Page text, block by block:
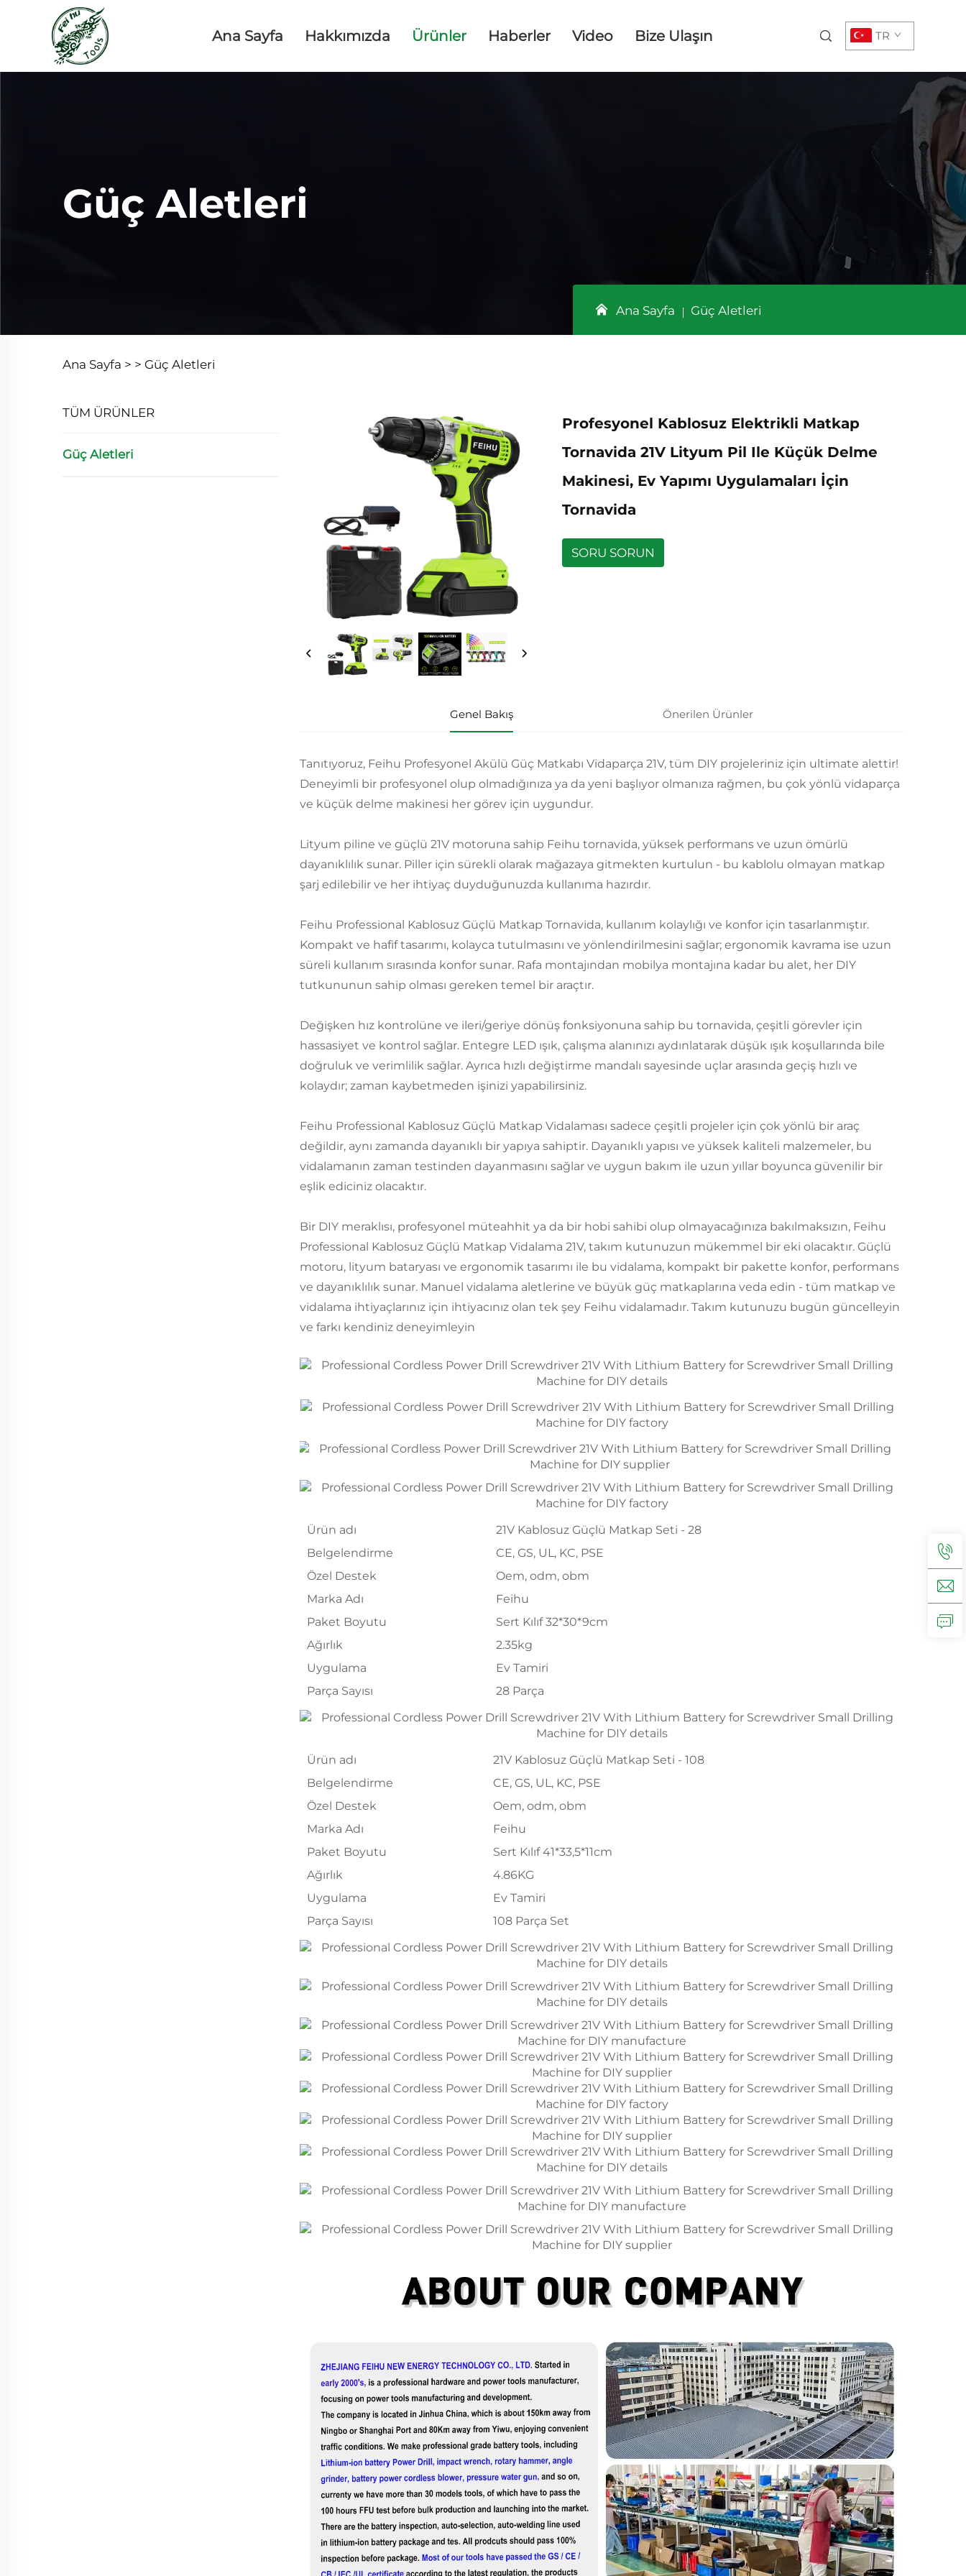
Ana Sayfa Hakkımızda Ürünler Haberler Video Bize Ulaşın TR
Güç Aletleri
Ana Sayfa Güç Aletleri
Ana Sayfa > > Güç Aletleri
TÜM ÜRÜNLER
Güç Aletleri
Profesyonel Kablosuz Elektrikli Matkap
Tornavida 21V Lityum Pil Ile Küçük Delme
Makinesi, Ev Yapımı Uygulamaları İçin
Tornavida
SORU SORUN
Genel Bakış Önerilen Ürünler
Tanıtıyoruz, Feihu Profesyonel Akülü Güç Matkabı Vidaparça 21V, tüm DIY projeleriniz için ultimate alettir!
Deneyimli bir profesyonel olup olmadığınıza ya da yeni başlıyor olmanıza rağmen, bu çok yönlü vidaparça
ve küçük delme makinesi her görev için uygundur.
Lityum piline ve güçlü 21V motoruna sahip Feihu tornavida, yüksek performans ve uzun ömürlü
dayanıklılık sunar. Piller için sürekli olarak mağazaya gitmekten kurtulun - bu kablolu olmayan matkap
şarj edilebilir ve her ihtiyaç duyduğunuzda kullanıma hazırdır.
Feihu Professional Kablosuz Güçlü Matkap Tornavida, kullanım kolaylığı ve konfor için tasarlanmıştır.
Kompakt ve hafif tasarımı, kolayca tutulmasını ve yönlendirilmesini sağlar; ergonomik kavrama ise uzun
süreli kullanım sırasında konfor sunar. Rafa montajından mobilya montajına kadar bu alet, her DIY
tutkununun sahip olması gereken temel bir araçtır.
Değişken hız kontrolüne ve ileri/geriye dönüş fonksiyonuna sahip bu tornavida, çeşitli görevler için
hassasiyet ve kontrol sağlar. Entegre LED ışık, çalışma alanınızı aydınlatarak düşük ışık koşullarında bile
doğruluk ve verimlilik sağlar. Ayrıca hızlı değiştirme mandalı sayesinde uçlar arasında geçiş hızlı ve
kolaydır; zaman kaybetmeden işinizi yapabilirsiniz.
Feihu Professional Kablosuz Güçlü Matkap Vidalaması sadece çeşitli projeler için çok yönlü bir araç
değildir, aynı zamanda dayanıklı bir yapıya sahiptir. Dayanıklı yapısı ve yüksek kaliteli malzemeler, bu
vidalamanın zaman testinden dayanmasını sağlar ve uygun bakım ile uzun yıllar boyunca güvenilir bir
eşlik ediciniz olacaktır.
Bir DIY meraklısı, profesyonel müteahhit ya da bir hobi sahibi olup olmayacağınıza bakılmaksızın, Feihu
Professional Kablosuz Güçlü Matkap Vidalama 21V, takım kutunuzun mükemmel bir eki olacaktır. Güçlü
motoru, lityum bataryası ve ergonomik tasarımı ile bu vidalama, kompakt bir pakette konfor, performans
ve dayanıklılık sunar. Manuel vidalama aletlerine ve büyük güç matkaplarına veda edin - tüm matkap ve
vidalama ihtiyaçlarınız için ihtiyacınız olan tek şey Feihu vidalamadır. Takım kutunuzu bugün güncelleyin
ve farkı kendiniz deneyimleyin
Ürün adı
21V Kablosuz Güçlü Matkap Seti - 28
Belgelendirme
CE, GS, UL, KC, PSE
Özel Destek
Oem, odm, obm
Marka Adı
Feihu
Paket Boyutu
Sert Kılıf 32*30*9cm
Ağırlık
2.35kg
Uygulama
Ev Tamiri
Parça Sayısı
28 Parça
Ürün adı
21V Kablosuz Güçlü Matkap Seti - 108
Belgelendirme
CE, GS, UL, KC, PSE
Özel Destek
Oem, odm, obm
Marka Adı
Feihu
Paket Boyutu
Sert Kılıf 41*33,5*11cm
Ağırlık
4.86KG
Uygulama
Ev Tamiri
Parça Sayısı
108 Parça Set